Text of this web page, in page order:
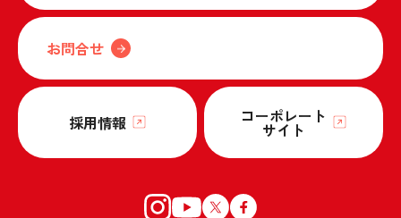
お問合せ
採用情報 コーポレート
サイト